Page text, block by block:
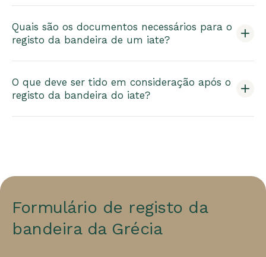
Quais são os documentos necessários para o
registo da bandeira de um iate?
O que deve ser tido em consideração após o
registo da bandeira do iate?
Formulário de registo da
bandeira da Grécia